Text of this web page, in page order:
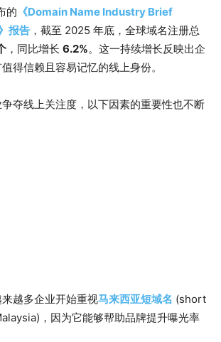
的 《Domain Name Industry Brief
报告 ，截至 2025 年底，全球域名注册总
，同比增长 6.2%。这一持续增长反映出企
得信赖且容易记忆的线上身份。
夺线上关注度，以下因素的重要性也不断
越多企业开始重视马来西亚短域名 (short
，因为它能够帮助品牌提升曝光率